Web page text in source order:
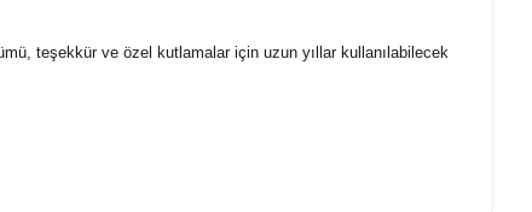
teşekkür ve özel kutlamalar için uzun yıllar kullanılabilecek